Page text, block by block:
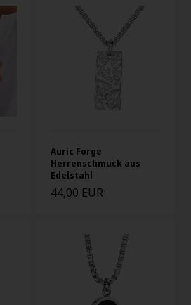
Auric Forge
Herrenschmuck aus
Edelstahl
44,00 EUR